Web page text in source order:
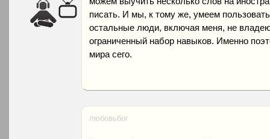
писать. И мы, к тому же, умеем
остальные люди, включая меня, не
ограниченный набор навыков. Именно
мира сего.
любовьбог